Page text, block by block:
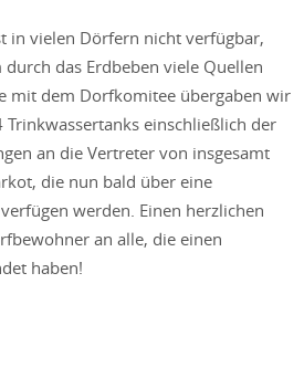
in vielen Dörfern nicht verfügbar,
das Erdbeben viele Quellen
mit dem Dorfkomitee übergaben wir
einschließlich der
an die Vertreter von insgesamt
die nun bald über eine
werden. Einen herzlichen
an alle, die einen
haben!